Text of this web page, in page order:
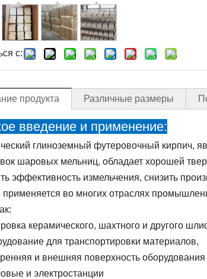
с:
продукта Различные размеры
введение и применение:
глиноземный футеровочный кирпич,
шаровых мельниц, обладает хорошей
эффективность измельчения, снизить
во многих отраслях
керамического, шахтного и другого
для транспортировки материалов,
и внешняя поверхность
и электростанции